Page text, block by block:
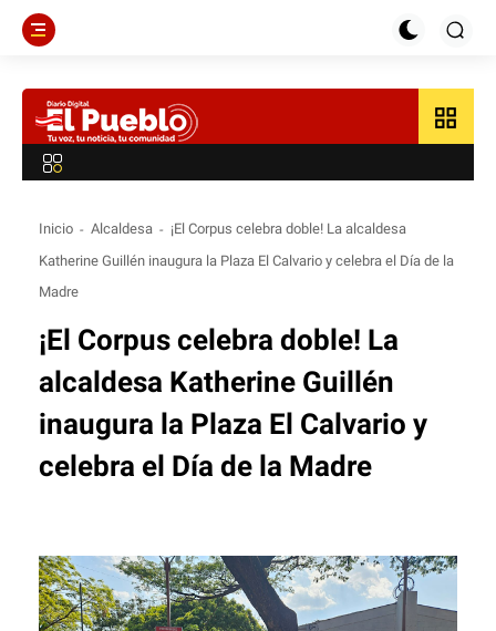
grid_view
Inicio Alcaldesa
¡El Corpus celebra doble! La alcaldesa
Katherine Guillén inaugura la Plaza El Calvario y celebra el Día de la
Madre
¡El Corpus celebra doble! La
alcaldesa Katherine Guillén
inaugura la Plaza El Calvario y
celebra el Día de la Madre